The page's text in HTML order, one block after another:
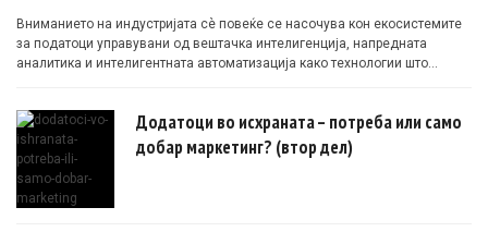
Вниманието на индустријата сè повеќе се насочува кон екосистемите
за податоци управувани од вештачка интелигенција, напредната
аналитика и интелигентната автоматизација како технологии што
Додатоци во исхраната – потреба или само
добар маркетинг? (втор дел)